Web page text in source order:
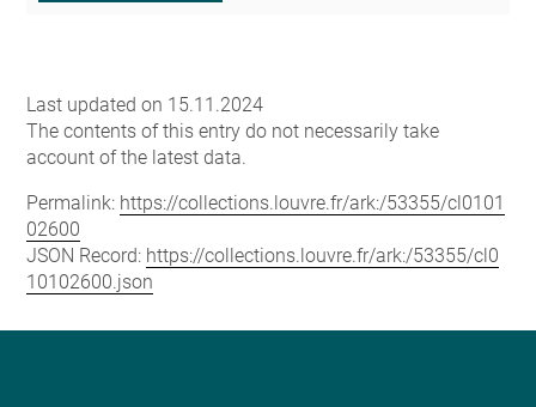
Last updated on 15.11.2024
The contents of this entry do not necessarily take
account of the latest data.
Permalink: https://collections.louvre.fr/ark:/53355/cl0101
02600
JSON Record: https://collections.louvre.fr/ark:/53355/cl0
10102600.json